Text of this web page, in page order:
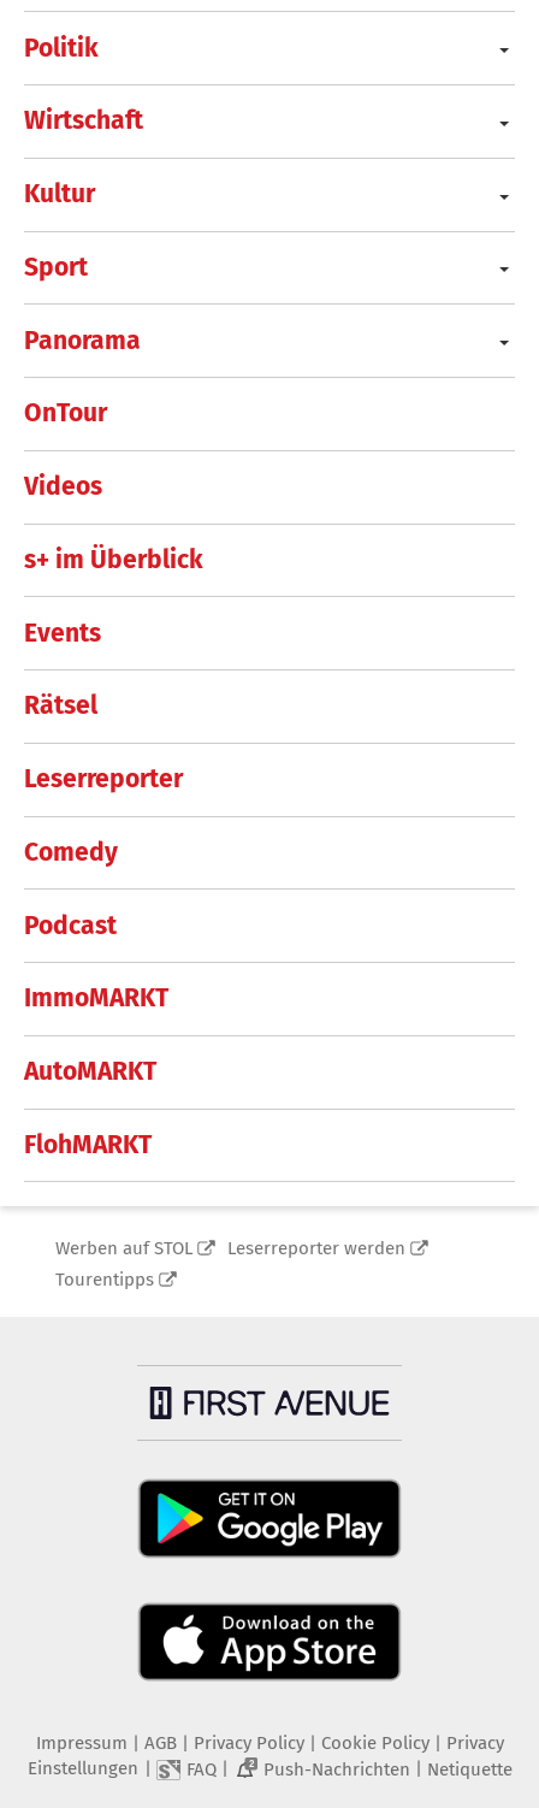
Politik
Wirtschaft
Kultur
Sport
Panorama
OnTour
Videos
s+ im Überblick
Events
Rätsel
Leserreporter
Comedy
Podcast
ImmoMARKT
AutoMARKT
FlohMARKT
Werben auf STOL
Leserreporter werden
Tourentipps
Impressum AGB Privacy Policy| Cookie Policy| Privacy
Einstellungen
FAQ| 2 Push-Nachrichten Netiquette